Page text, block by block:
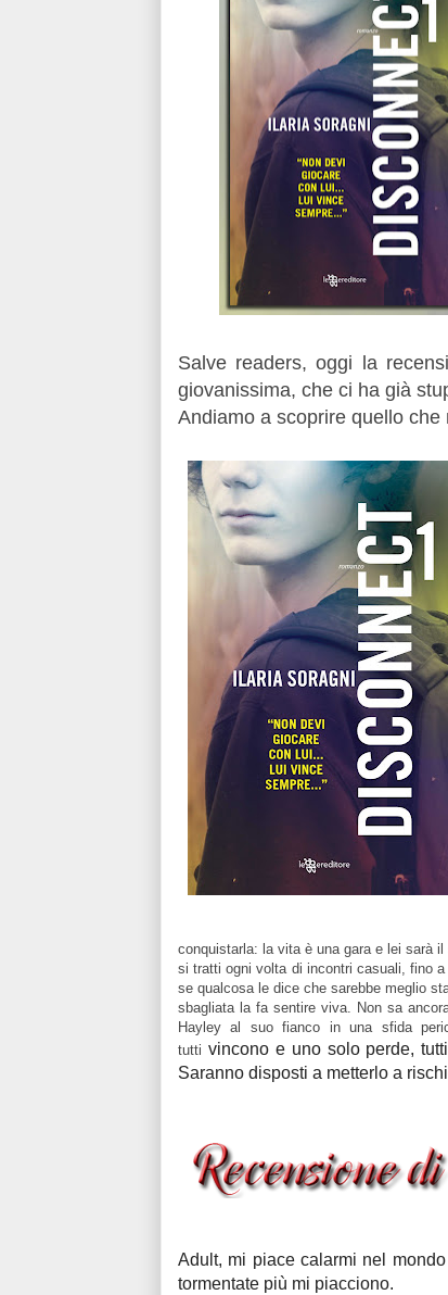
Salve readers, oggi la
giovanissima, che ci ha già
Andiamo a scoprire quello
conquistarla: la vita è una gara e lei sarà
si tratti ogni volta di incontri casuali, fino
se qualcosa le dice che sarebbe meglio
sbagliata la fa sentire viva. Non sa
Hayley al suo fianco in una sfida
tutti vincono e uno solo perde,
Saranno disposti a metterlo a
Adult, mi piace calarmi nel
tormentate più mi piacciono.